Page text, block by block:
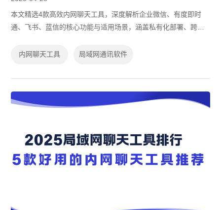
本文精选4款高效内网聊天工具，深度解析企业微信、有度即时
通、飞书、蓝信的核心功能与适用场景，涵盖私有化部署、跨平
企业搭建安全稳定的内部沟通体系。
内网聊天工具 局域网通讯软件